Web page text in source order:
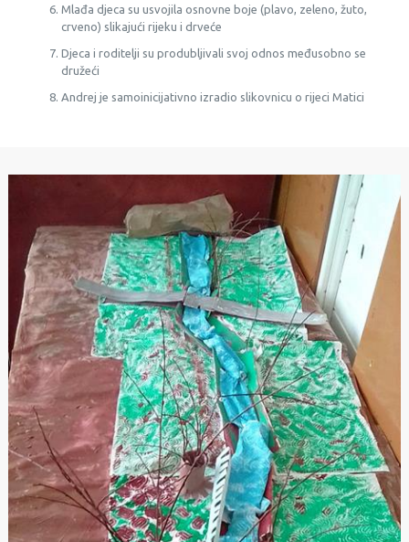
Mlađa djeca su usvojila osnovne boje (plavo, zeleno, žuto,
crveno) slikajući rijeku i drveće
Djeca i roditelji su produbljivali svoj odnos međusobno se
družeći
Andrej je samoinicijativno izradio slikovnicu o rijeci Matici